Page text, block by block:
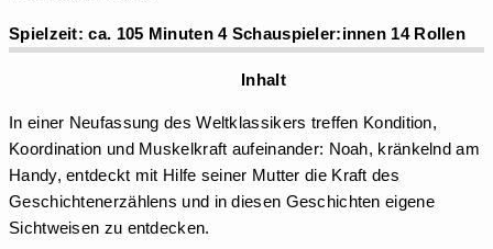
Spielzeit: ca. 105 Minuten 4 Schauspieler:innen 14 Rollen
Inhalt
In einer Neufassung des Weltklassikers treffen Kondition,
Koordination und Muskelkraft aufeinander: Noah, kränkelnd am
Handy, entdeckt mit Hilfe seiner Mutter die Kraft des
Geschichtenerzählens und in diesen Geschichten eigene
Sichtweisen zu entdecken.